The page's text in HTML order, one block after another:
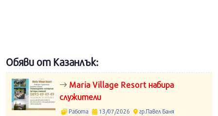
Обяви от Казанлък:
Maria Village Resort набира
служители
Работа 13/07/2026 гр.Павел Баня